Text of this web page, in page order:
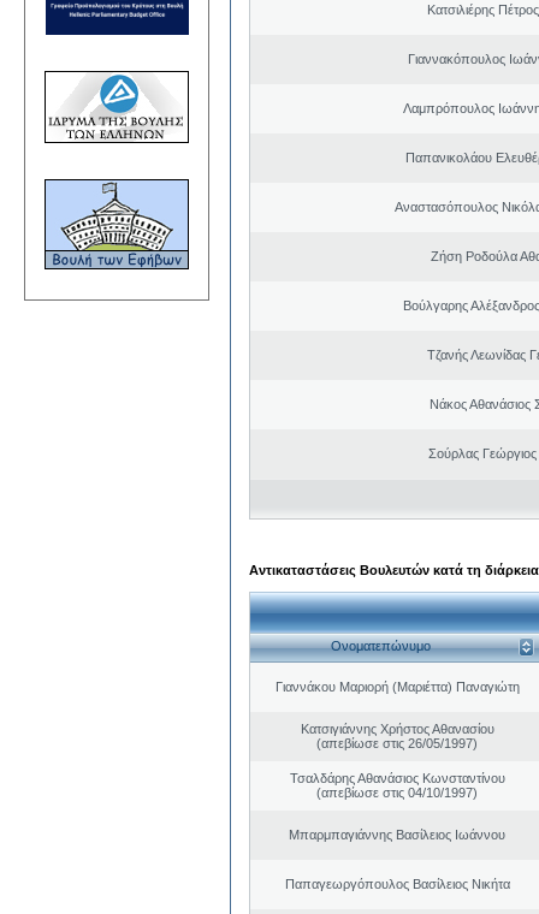
Κατσιλιέρης
Γιαννακόπουλος
Λαμπρόπουλος
Παπανικολάου
Αναστασόπουλος
Ζήση Ροδούλα
Βούλγαρης
Τζανής Λεωνίδας
Νάκος Αθανάσιος
Σούρλας
Αντικαταστάσεις Βουλευτών κατά τη
Ονοματεπώνυμο
Γιαννάκου Μαριορή (Μαριέττα) Παναγιώτη
Κατσιγιάννης Χρήστος Αθανασίου
(απεβίωσε στις 26/05/1997)
Τσαλδάρης Αθανάσιος Κωνσταντίνου
(απεβίωσε στις 04/10/1997)
Μπαρμπαγιάννης Βασίλειος Ιωάννου
Παπαγεωργόπουλος Βασίλειος Νικήτα